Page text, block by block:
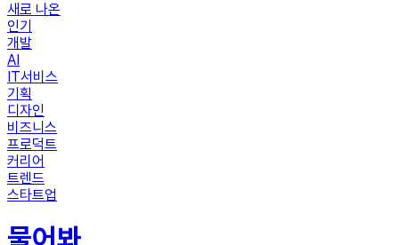
새로 나온
인기
개발
AI
IT서비스
기획
디자인
비즈니스
프로덕트
커리어
트렌드
스타트업